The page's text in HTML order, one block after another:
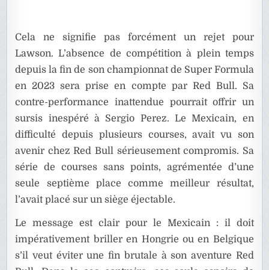
Cela ne signifie pas forcément un rejet pour
Lawson. L’absence de compétition à plein temps
depuis la fin de son championnat de Super Formula
en 2023 sera prise en compte par Red Bull. Sa
contre-performance inattendue pourrait offrir un
sursis inespéré à Sergio Perez. Le Mexicain, en
difficulté depuis plusieurs courses, avait vu son
avenir chez Red Bull sérieusement compromis. Sa
série de courses sans points, agrémentée d’une
seule septième place comme meilleur résultat,
l’avait placé sur un siège éjectable.
Le message est clair pour le Mexicain : il doit
impérativement briller en Hongrie ou en Belgique
s’il veut éviter une fin brutale à son aventure Red